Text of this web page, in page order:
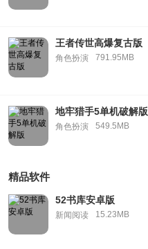
王者传世高爆复古版
角色扮演 791.95MB
地牢猎手5单机破解版
角色扮演 549.5MB
精品软件
52书库安卓版
新闻阅读 15.23MB